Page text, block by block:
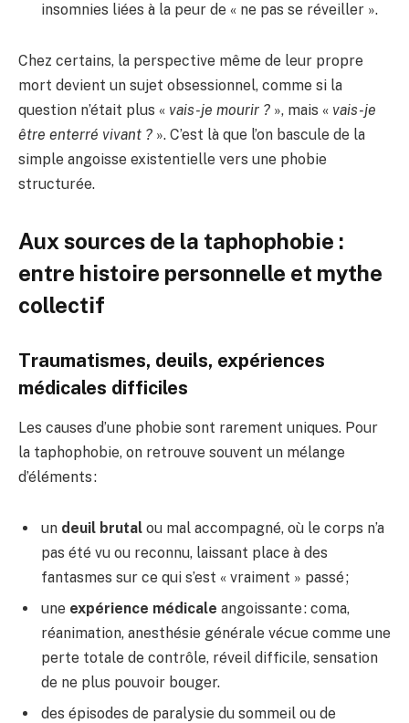
insomnies liées à la peur de « ne pas se réveiller ».
Chez certains, la perspective même de leur propre
mort devient un sujet obsessionnel, comme si la
question n’était plus « vais-je mourir ? », mais « vais-je
être enterré vivant ? ». C’est là que l’on bascule de la
simple angoisse existentielle vers une phobie
structurée.
Aux sources de la taphophobie :
entre histoire personnelle et mythe
collectif
Traumatismes, deuils, expériences
médicales difficiles
Les causes d’une phobie sont rarement uniques. Pour
la taphophobie, on retrouve souvent un mélange
d’éléments :
un deuil brutal ou mal accompagné, où le corps n’a
pas été vu ou reconnu, laissant place à des
fantasmes sur ce qui s’est « vraiment » passé ;
une expérience médicale angoissante : coma,
réanimation, anesthésie générale vécue comme une
perte totale de contrôle, réveil difficile, sensation
de ne plus pouvoir bouger.
des épisodes de paralysie du sommeil ou de